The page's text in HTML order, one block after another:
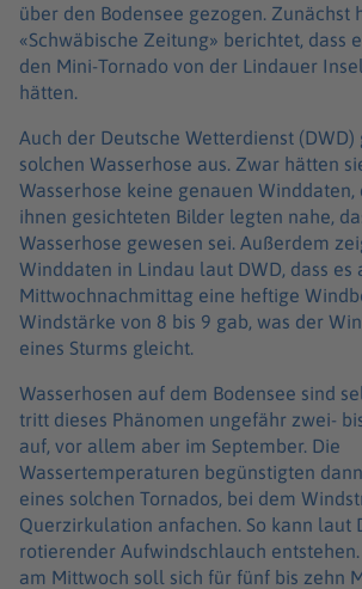
über den Bodensee gezogen. Zunächst
«Schwäbische Zeitung» berichtet, dass
den Mini-Tornado von der Lindauer
hätten.
Auch der Deutsche Wetterdienst
solchen Wasserhose aus. Zwar hätten
Wasserhose keine genauen Winddaten,
ihnen gesichteten Bilder legten nahe,
Wasserhose gewesen sei. Außerdem
Winddaten in Lindau laut DWD, dass es
Mittwochnachmittag eine heftige
Windstärke von 8 bis 9 gab, was der
eines Sturms gleicht.
Wasserhosen auf dem Bodensee sind
tritt dieses Phänomen ungefähr zwei-
auf, vor allem aber im September. Die
Wassertemperaturen begünstigten
eines solchen Tornados, bei dem
Querzirkulation anfachen. So kann laut
rotierender Aufwindschlauch entstehen.
am Mittwoch soll sich für fünf bis zehn